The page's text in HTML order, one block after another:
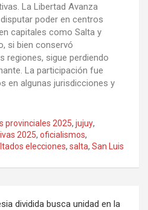
La Libertad Avanza
poder en centros
capitales como Salta y
si bien conservó
regiones, sigue perdiendo
La participación fue
en algunas jurisdicciones y
provinciales 2025, jujuy,
2025, oficialismos,
elecciones, salta, San Luis
dividida busca unidad en la